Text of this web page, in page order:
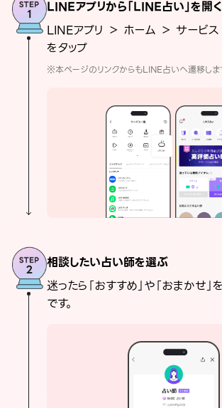
LINEアプリから「LINE占い」を開く
LINEアプリ ＞ ホーム ＞ サービ
をタップ
※本ページのリンクからもLINE占いへ遷移しま
相談したい占い師を選ぶ
迷ったら「おすすめ」や「おまかせ」
です。